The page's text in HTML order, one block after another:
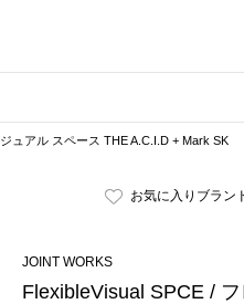
ュアル スペース THE A.C.I.D + Mark SK
お気に入りブラン
JOINT WORKS
FlexibleVisual SPCE /